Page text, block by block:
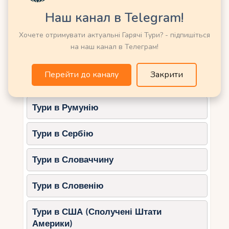
Найкращі місця для сноркелінгу:
Sainte Anne Marine Park (Мае)–
морський заповідник з багатим
St. Pierre Island (Праслін)– острів з
мальовничими рифами та яскравими
тропічними рибами.
Anse Source d’Argent (Ла-Діг)
лагуна з безпечним мілководдям.
5. Прогулянки природними
заповідниками
Сейшели славляться своєю незайманою
природою, і діти будуть у захваті від знайомства
з тропічною флорою та фауною.
Рекомендовані маршрути:
Тури в Німеччину
Тури в ОАЕ (Емірати)
Тури в Румунію
Тури в Сербію
Тури в Словаччину
Тури в Словенію
Тури в США (Сполучені Штати
Америки)
Наш канал в Telegram!
Хочете отримувати актуальні Гарячі Тури? - підпишіться
на наш канал в Телеграм!
Перейти до каналу Закрити